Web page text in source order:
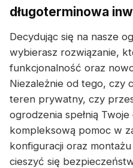
długoterminowa
Decydując się na nasze
wybierasz rozwiązanie,
funkcjonalność oraz
Niezależnie od tego, czy
teren prywatny, czy
ogrodzenia spełnią
kompleksową pomoc w
konfiguracji oraz
cieszyć się